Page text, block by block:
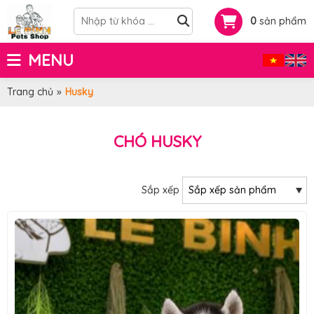
0 sản phẩm
MENU
Trang chủ » Husky
CHÓ HUSKY
Sắp xếp